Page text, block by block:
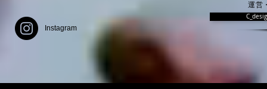
Instagram
運営